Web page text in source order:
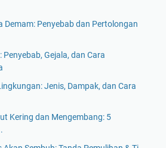
Demam: Penyebab dan Pertolongan
Penyebab, Gejala, dan Cara
Jenis, Dampak, dan Cara
Kering dan Mengembang: 5